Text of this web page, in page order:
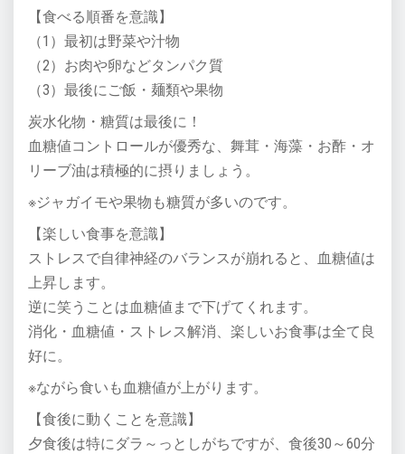
【食べる順番を意識】
（1）最初は野菜や汁物
（2）お肉や卵などタンパク質
（3）最後にご飯・麺類や果物
炭水化物・糖質は最後に！
血糖値コントロールが優秀な、舞茸・海藻・お酢・オ
リーブ油は積極的に摂りましょう。
※ジャガイモや果物も糖質が多いのです。
【楽しい食事を意識】
ストレスで自律神経のバランスが崩れると、血糖値は
上昇します。
逆に笑うことは血糖値まで下げてくれます。
消化・血糖値・ストレス解消、楽しいお食事は全て良
好に。
※ながら食いも血糖値が上がります。
【食後に動くことを意識】
夕食後は特にダラ～っとしがちですが、食後30～60分